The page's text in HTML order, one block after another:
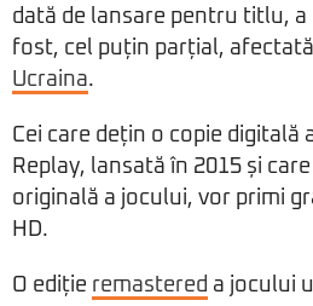
dată de lansare pentru titlu, a
fost, cel puțin parțial,
Ucraina.
Cei care dețin o copie digitală
Replay, lansată în 2015 și
originală a jocului, vor primi
HD.
O ediție remastered a jocului